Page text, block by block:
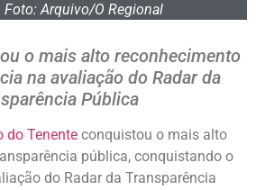
Arquivo/O Regional
o mais alto reconhecimento
na avaliação do Radar da
Pública
do Tenente conquistou o mais alto
pública, conquistando o
do Radar da Transparência